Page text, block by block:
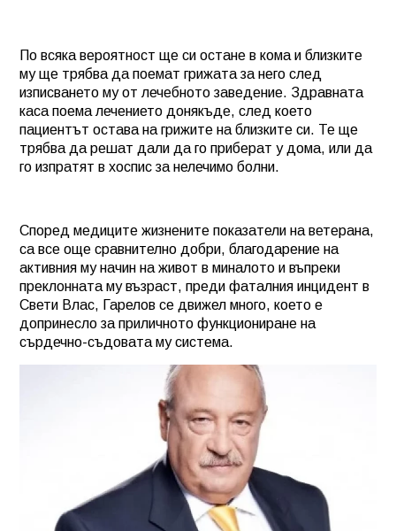
По всяка вероятност ще си остане в кома и близките
му ще трябва да поемат грижата за него след
изписването му от лечебното заведение. Здравната
каса поема лечението донякъде, след което
пациентът остава на грижите на близките си. Те ще
трябва да решат дали да го приберат у дома, или да
го изпратят в хоспис за нелечимо болни.
Според медиците жизнените показатели на ветерана,
са все още сравнително добри, благодарение на
активния му начин на живот в миналото и въпреки
преклонната му възраст, преди фаталния инцидент в
Свети Влас, Гарелов се движел много, което е
допринесло за приличното функциониране на
сърдечно-съдовата му система.